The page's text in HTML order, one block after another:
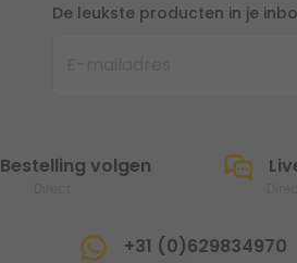
De leukste producten in je
Bestelling volgen
+31 (0)629834970